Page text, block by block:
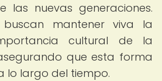
las nuevas generaciones.
buscan mantener viva la
cultural de la
que esta forma
lo largo del tiempo.